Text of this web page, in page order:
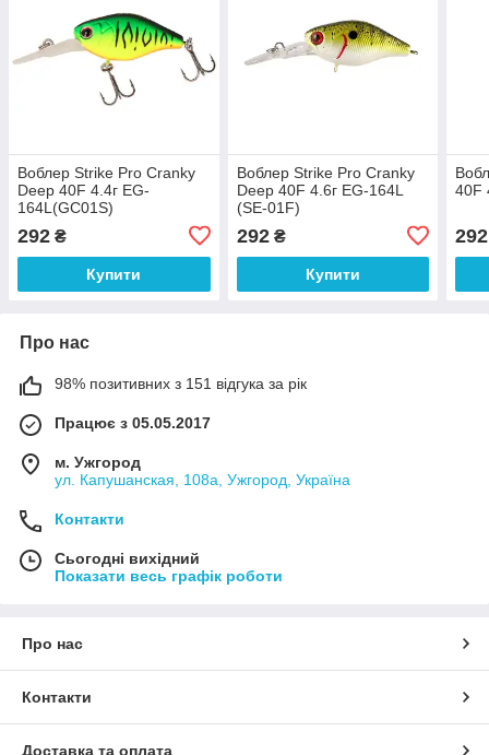
Воблер Strike Pro Cranky
Deep 40F 4.4г EG-
164L(GC01S)
292 ₴
Купити
Воблер Strike Pro Cranky
Deep 40F 4.6г EG-164L
(SE-01F)
292₴
Купити
40F
292
Про нас
98% позитивних з 151 відгука за рік
Працює з 05.05.2017
м. Ужгород
ул. Капушанская, 108а, Ужгород, Україна
Контакти
Сьогодні вихідний
Показати весь графік роботи
Про нас
Контакти
Доставка та оплата